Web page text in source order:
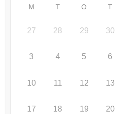
M T O T
27 28 29 30
3 4 5 6
10 11 12 13
17 18 19 20